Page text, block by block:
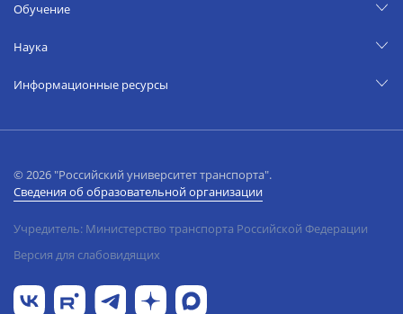
Обучение
Наука
Информационные ресурсы
© 2026 "Российский университет транспорта".
Сведения об образовательной организации
Учредитель: Министерство транспорта Российской Федерации
Версия для слабовидящих